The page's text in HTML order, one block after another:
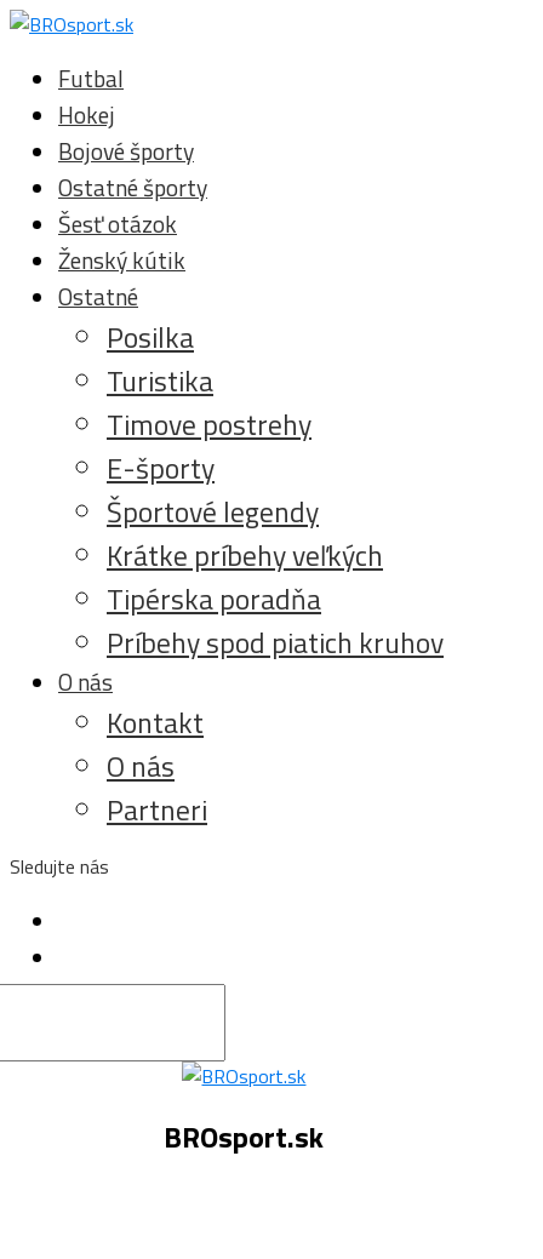
Futbal
Hokej
Bojové športy
Ostatné športy
Šesť otázok
Ženský kútik
Ostatné
Posilka
Turistika
Timove postrehy
E-športy
Športové legendy
Krátke príbehy veľkých
Tipérska poradňa
Príbehy spod piatich kruhov
O nás
Kontakt
O nás
Partneri
Sledujte nás
BROsport.sk